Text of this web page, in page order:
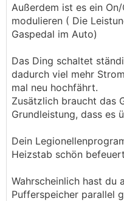
Außerdem ist es ein
modulieren ( Die
Gaspedal im Auto)
Das Ding schaltet
dadurch viel mehr
mal neu hochfährt.
Zusätzlich braucht das
Grundleistung, dass es
Dein
Heizstab schön
Wahrscheinlich hast du
Pufferspeicher parallel